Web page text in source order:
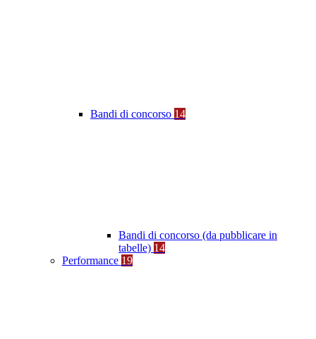
Bandi di concorso 14
Bandi di concorso (da pubblicare in
tabelle) 14
Performance 19